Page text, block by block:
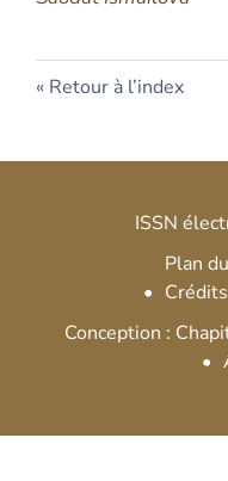
Retour à l’index
ISSN
Plan
Conception :